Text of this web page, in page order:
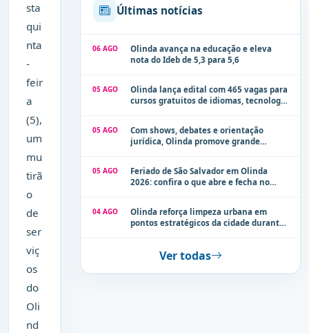
sta
qui
nta
-
feir
a
(5),
um
mu
tirã
o
de
ser
viç
os
do
Oli
nd
Últimas notícias
06 AGO
Olinda avança na educação e eleva
nota do Ideb de 5,3 para 5,6
05 AGO
Olinda lança edital com 465 vagas para
cursos gratuitos de idiomas, tecnologia
05 AGO
Com shows, debates e orientação
jurídica, Olinda promove grande
05 AGO
Feriado de São Salvador em Olinda
2026: confira o que abre e fecha no
04 AGO
Olinda reforça limpeza urbana em
pontos estratégicos da cidade durante
Ver todas